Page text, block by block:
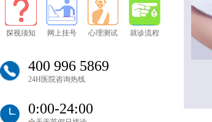
探视须知 网上挂号 心理测试 就诊流程
400 996 5869
24H医院咨询热线
0:00-24:00